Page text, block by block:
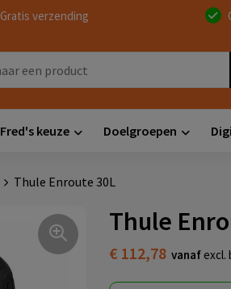
Gratis verzending
Fred's keuze Doelgroepen
Thule Enroute 30L
Thule
€ 112,78 vanaf excl.